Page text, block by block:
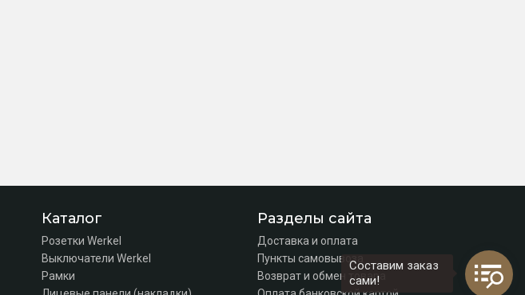
Каталог
Розетки Werkel
Выключатели Werkel
Рамки
Разделы сайта
Доставка и оплата
Пункты самовывоза
Возврат и обмен товара
Составим заказ
сами!